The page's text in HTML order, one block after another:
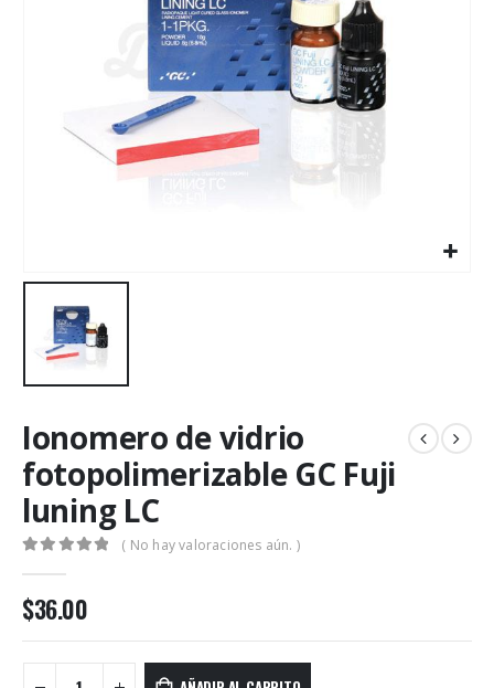
Ionomero de vidrio
fotopolimerizable GC Fuji
luning LC
( No hay valoraciones aún. )
$36.00